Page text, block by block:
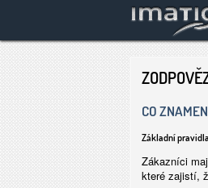
CO
Základní
Zákazníci
které zajistí,